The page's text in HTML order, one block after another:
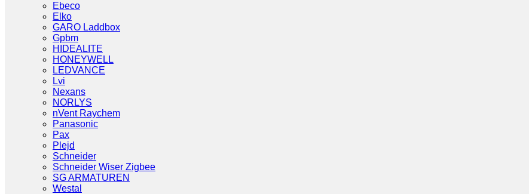
Ebeco
Elko
GARO Laddbox
Gpbm
HIDEALITE
HONEYWELL
LEDVANCE
Lvi
Nexans
NORLYS
nVent Raychem
Panasonic
Pax
Plejd
Schneider
Schneider Wiser Zigbee
SG ARMATUREN
Westal